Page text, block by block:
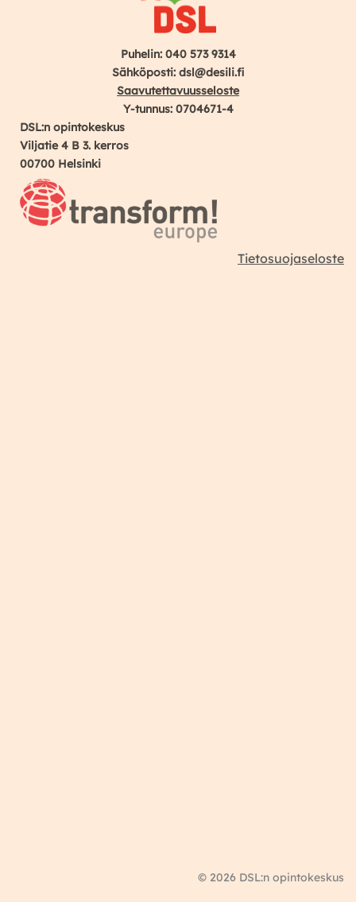
Puhelin: 040 573 9314
Sähköposti: dsl@desili.fi
Saavutettavuusseloste
Y-tunnus: 0704671-4
DSL:n opintokeskus
Viljatie 4 B 3. kerros
00700 Helsinki
© 2026 DSL:n opintokeskus
Tietosuojaseloste